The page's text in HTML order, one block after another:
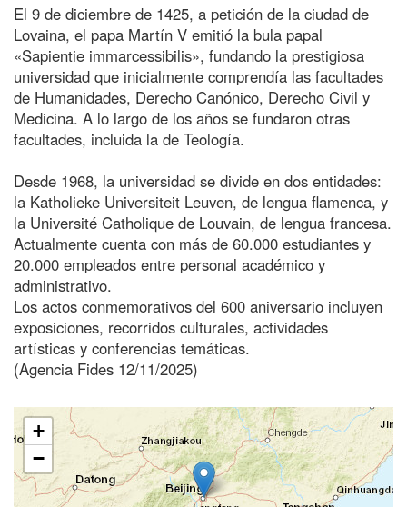
El 9 de diciembre de 1425, a petición de la ciudad de
Lovaina, el papa Martín V emitió la bula papal
«Sapientie immarcessibilis», fundando la prestigiosa
universidad que inicialmente comprendía las facultades
de Humanidades, Derecho Canónico, Derecho Civil y
Medicina. A lo largo de los años se fundaron otras
facultades, incluida la de Teología.
Desde 1968, la universidad se divide en dos entidades:
la Katholieke Universiteit Leuven, de lengua flamenca, y
la Université Catholique de Louvain, de lengua francesa.
Actualmente cuenta con más de 60.000 estudiantes y
20.000 empleados entre personal académico y
administrativo.
Los actos conmemorativos del 600 aniversario incluyen
exposiciones, recorridos culturales, actividades
artísticas y conferencias temáticas.
(Agencia Fides 12/11/2025)
+
−